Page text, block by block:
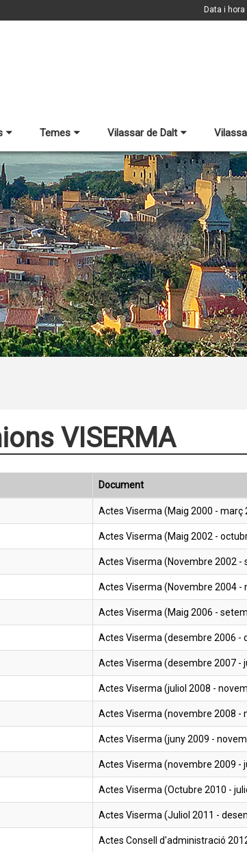
Data i
Temes Vilassar de Dalt
VISERMA
Document
Actes Viserma (Maig 2000 - març
Actes Viserma (Maig 2002 -
Actes Viserma (Novembre 2002 -
Actes Viserma (Novembre 2004 -
Actes Viserma (Maig 2006 -
Actes Viserma (desembre 2006 -
Actes Viserma (desembre 2007 -
Actes Viserma (juliol 2008 -
Actes Viserma (novembre 2008 -
Actes Viserma (juny 2009 -
Actes Viserma (novembre 2009 -
Actes Viserma (Octubre 2010 -
Actes Viserma (Juliol 2011 -
Actes Consell d'administració